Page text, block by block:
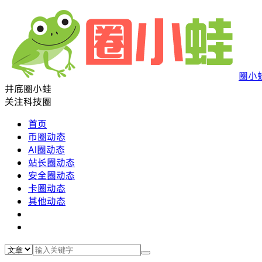
圈小
井底圈小蛙
关注科技圈
首页
币圈动态
AI圈动态
站长圈动态
安全圈动态
卡圈动态
其他动态